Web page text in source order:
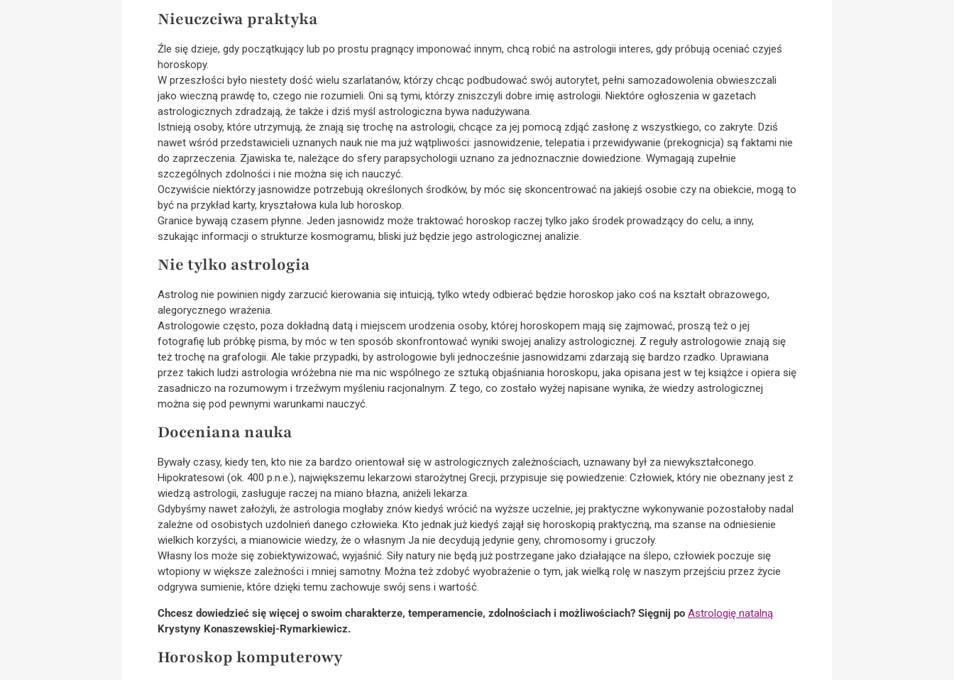
Nieuczciwa praktyka
Źle się dzieje, gdy początkujący lub po prostu pragnący imponować innym, chcą robić na astrologii interes, gdy próbują oceniać czyjeś
horoskopy.
W przeszłości było niestety dość wielu szarlatanów, którzy chcąc podbudować swój autorytet, pełni samozadowolenia obwieszczali
jako wieczną prawdę to, czego nie rozumieli. Oni są tymi, którzy zniszczyli dobre imię astrologii. Niektóre ogłoszenia w gazetach
astrologicznych zdradzają, że także i dziś myśl astrologiczna bywa nadużywana.
Istnieją osoby, które utrzymują, że znają się trochę na astrologii, chcące za jej pomocą zdjąć zasłonę z wszystkiego, co zakryte. Dziś
nawet wśród przedstawicieli uznanych nauk nie ma już wątpliwości: jasnowidzenie, telepatia i przewidywanie (prekognicja) są faktami nie
do zaprzeczenia. Zjawiska te, należące do sfery parapsychologii uznano za jednoznacznie dowiedzione. Wymagają zupełnie
szczególnych zdolności i nie można się ich nauczyć.
Oczywiście niektórzy jasnowidze potrzebują określonych środków, by móc się skoncentrować na jakiejś osobie czy na obiekcie, mogą to
być na przykład karty, kryształowa kula lub horoskop.
Granice bywają czasem płynne. Jeden jasnowidz może traktować horoskop raczej tylko jako środek prowadzący do celu, a inny,
szukając informacji o strukturze kosmogramu, bliski już będzie jego astrologicznej analizie.
Nie tylko astrologia
Astrolog nie powinien nigdy zarzucić kierowania się intuicją, tylko wtedy odbierać będzie horoskop jako coś na kształt obrazowego,
alegorycznego wrażenia.
Astrologowie często, poza dokładną datą i miejscem urodzenia osoby, której horoskopem mają się zajmować, proszą też o jej
fotografię lub próbkę pisma, by móc w ten sposób skonfrontować wyniki swojej analizy astrologicznej. Z reguły astrologowie znają się
też trochę na grafologii. Ale takie przypadki, by astrologowie byli jednocześnie jasnowidzami zdarzają się bardzo rzadko. Uprawiana
przez takich ludzi astrologia wróżebna nie ma nic wspólnego ze sztuką objaśniania horoskopu, jaka opisana jest w tej książce i opiera się
zasadniczo na rozumowym i trzeźwym myśleniu racjonalnym. Z tego, co zostało wyżej napisane wynika, że wiedzy astrologicznej
można się pod pewnymi warunkami nauczyć.
Doceniana nauka
Bywały czasy, kiedy ten, kto nie za bardzo orientował się w astrologicznych zależnościach, uznawany był za niewykształconego.
Hipokratesowi (ok. 400 p.n.e.), największemu lekarzowi starożytnej Grecji, przypisuje się powiedzenie: Człowiek, który nie obeznany jest z
wiedzą astrologii, zasługuje raczej na miano błazna, aniżeli lekarza.
Gdybyśmy nawet założyli, że astrologia mogłaby znów kiedyś wrócić na wyższe uczelnie, jej praktyczne wykonywanie pozostałoby nadal
zależne od osobistych uzdolnień danego człowieka. Kto jednak już kiedyś zajął się horoskopią praktyczną, ma szanse na odniesienie
wielkich korzyści, a mianowicie wiedzy, że o własnym Ja nie decydują jedynie geny, chromosomy i gruczoły.
Własny los może się zobiektywizować, wyjaśnić. Siły natury nie będą już postrzegane jako działające na ślepo, człowiek poczuje się
wtopiony w większe zależności i mniej samotny. Można też zdobyć wyobrażenie o tym, jak wielką rolę w naszym przejściu przez życie
odgrywa sumienie, które dzięki temu zachowuje swój sens i wartość.
Chcesz dowiedzieć się więcej o swoim charakterze, temperamencie, zdolnościach i możliwościach? Sięgnij po Astrologię natalną
Krystyny Konaszewskiej-Rymarkiewicz.
Horoskop komputerowy